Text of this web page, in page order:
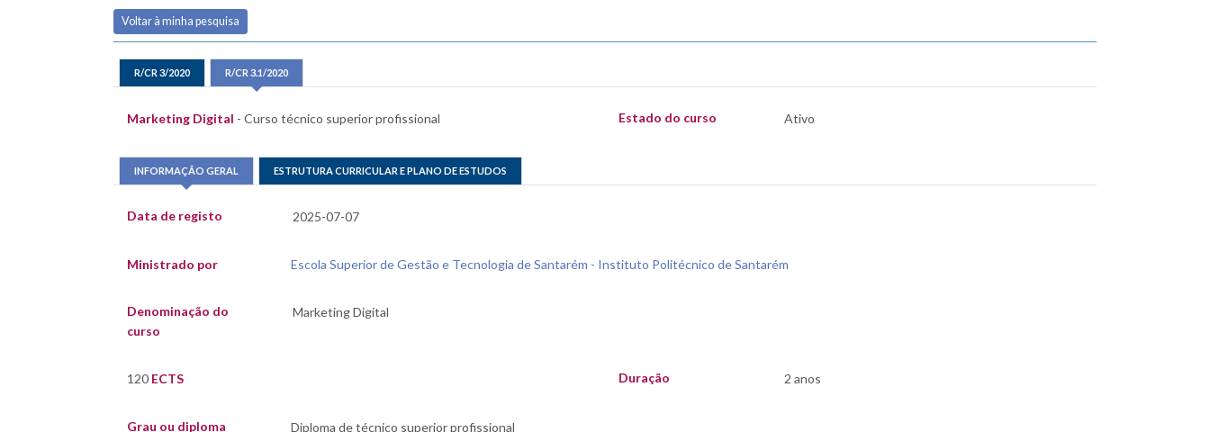
Voltar à minha pesquisa
R/CR 3/2020 R/CR 3.1/2020
Marketing Digital - Curso técnico superior profissional Estado do curso
INFORMAÇÃO GERAL ESTRUTURA CURRICULAR E PLANO DE ESTUDOS
Data de registo
Ministrado por Escola Superior de Gestão e Tecnologia de Santarém - Instituto Politécnico de Santarém
Denominação do
curso
120 ECTS Duração
Grau ou diploma